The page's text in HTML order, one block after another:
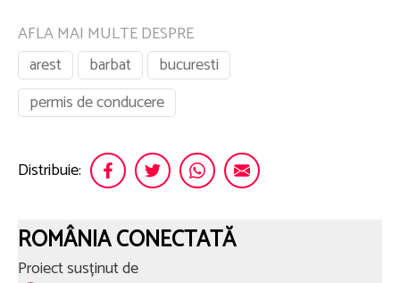
AFLA MAI MULTE DESPRE
arest
barbat
bucuresti
permis de conducere
Distribuie:
ROMÂNIA CONECTATĂ
Proiect susținut de